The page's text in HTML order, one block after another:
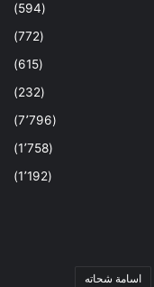
(594)
(772)
(615)
(232)
(7٬796)
(1٬758)
(1٬192)
اسامة شحاته